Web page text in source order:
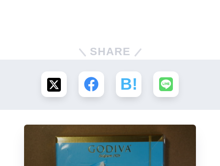
SHARE